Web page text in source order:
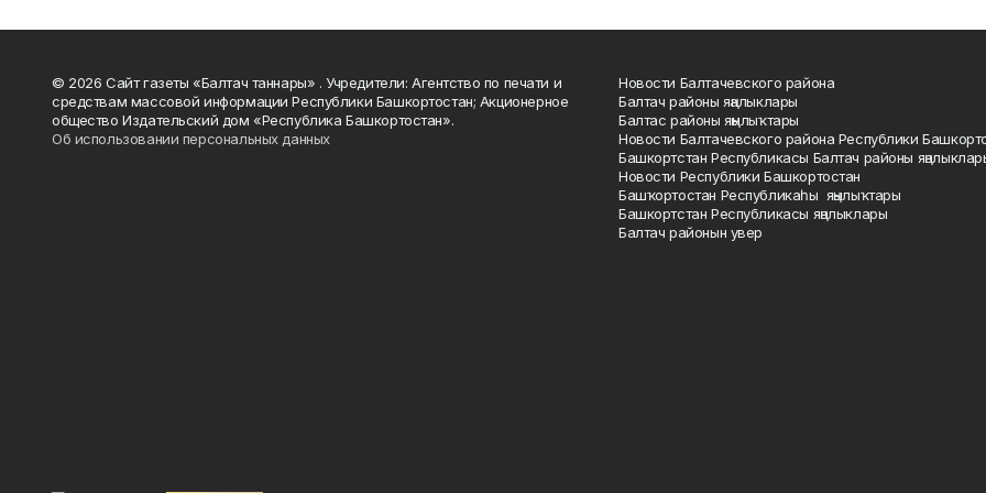
© 2026 Сайт газеты «Балтач таннары» . Учредители: Агентство по печати и
средствам массовой информации Республики Башкортостан; Акционерное
общество Издательский дом «Республика Башкортостан».
Об использовании персональных данных
Новости Балтачевского района
Балтач районы яңалыклары
Балтас районы яңылыҡтары
Новости Балтачевского района Республики
Башкортстан Республикасы Балтач районы
Новости Республики Башкортостан
Башҡортостан Республикаһы яңылыҡтары
Башкортстан Республикасы яңалыклары
Балтач районын увер